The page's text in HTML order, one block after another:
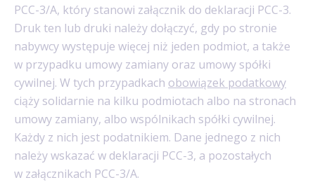
PCC-3/A, który stanowi załącznik do deklaracji PCC-3.
Druk ten lub druki należy dołączyć, gdy po stronie
nabywcy występuje więcej niż jeden podmiot, a także
w przypadku umowy zamiany oraz umowy spółki
cywilnej. W tych przypadkach obowiązek podatkowy
ciąży solidarnie na kilku podmiotach albo na stronach
umowy zamiany, albo wspólnikach spółki cywilnej.
Każdy z nich jest podatnikiem. Dane jednego z nich
należy wskazać w deklaracji PCC-3, a pozostałych
w załącznikach PCC-3/A.